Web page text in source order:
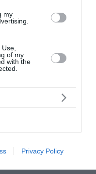
my
of my
with the
Privacy Policy